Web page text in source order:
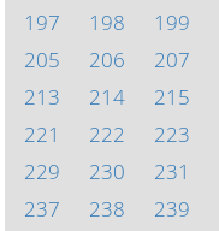
197
198 199
205
206 207
213
214 215
221
222 223
229
230 231
237
238 239